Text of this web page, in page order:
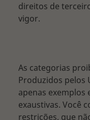
direitos de
vigor.
As categorias
Produzidos pelos
apenas exemplos
exaustivas. Você
restrições, que